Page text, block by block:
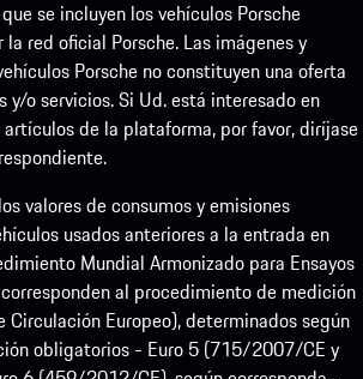
se incluyen los vehículos Porsche
red oficial Porsche. Las imágenes y
Porsche no constituyen una oferta
y/o servicios. Si Ud. está interesado en
de la plataforma, por favor, diríjase
valores de consumos y emisiones
usados anteriores a la entrada en
Mundial Armonizado para Ensayos
al procedimiento de medición
Circulación Europeo), determinados según
obligatorios - Euro 5 (715/2007/CE y